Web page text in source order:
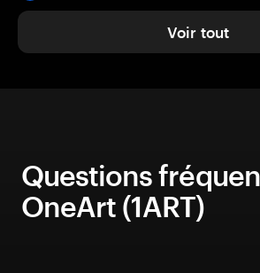
Voir tout
Questions
OneArt (1ART)